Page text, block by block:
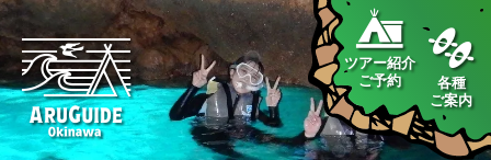
ツアー紹介
ご予約
各種
ご案内